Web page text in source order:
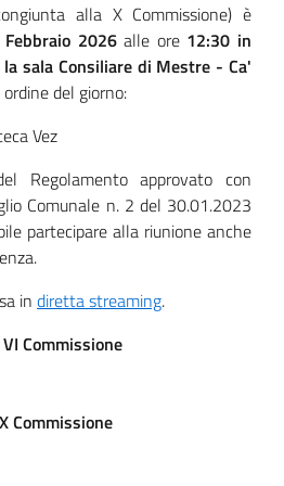
alla X Commissione) è
2026alle ore 12:30 in
sala Consiliare di Mestre - Ca'
del giorno:
Vez
Regolamento approvato con
Comunale n. 2 del 30.01.2023
partecipare alla riunione anche
in diretta streaming.
Commissione
Commissione